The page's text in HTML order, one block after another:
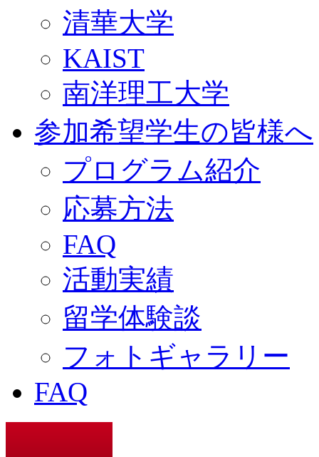
清華大学
KAIST
南洋理工大学
参加希望学生の皆様へ
プログラム紹介
応募方法
FAQ
活動実績
留学体験談
フォトギャラリー
FAQ